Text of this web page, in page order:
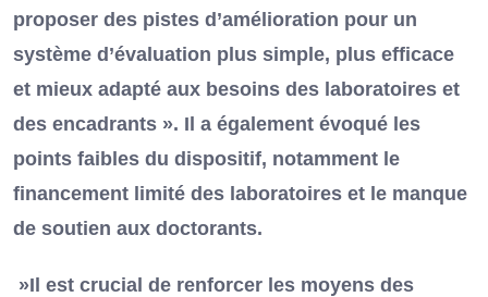
proposer des pistes d’amélioration pour un
système d’évaluation plus simple, plus efficace
et mieux adapté aux besoins des laboratoires et
des encadrants ». Il a également évoqué les
points faibles du dispositif, notamment le
financement limité des laboratoires et le manque
de soutien aux doctorants.
»Il est crucial de renforcer les moyens des